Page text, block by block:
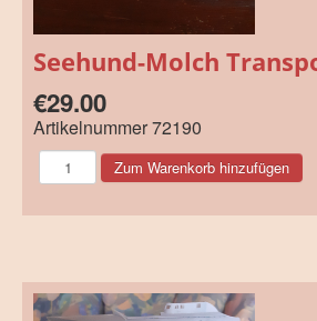
Seehund-Molch
€29.00
Artikelnummer72190